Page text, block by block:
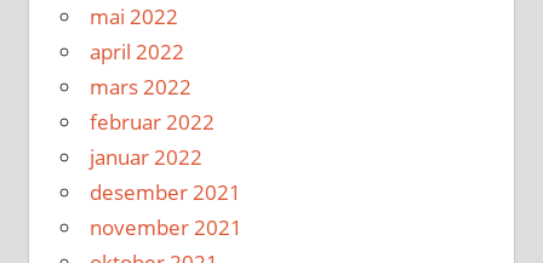
mai 2022
april 2022
mars 2022
februar 2022
januar 2022
desember 2021
november 2021